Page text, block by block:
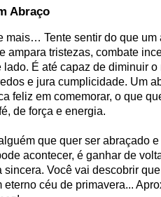
Abraço
mais… Tente sentir do que um
ampara tristezas, combate
lado. É até capaz de diminuir
e jura cumplicidade. Um
feliz em comemorar, o que
de força e energia.
que quer ser abraçado
acontecer, é ganhar de
sincera. Você vai descobrir
eterno céu de primavera...